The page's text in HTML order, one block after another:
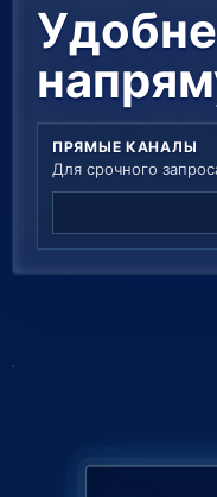
ПРЯМЫЕ КАНАЛЫ
Для срочного